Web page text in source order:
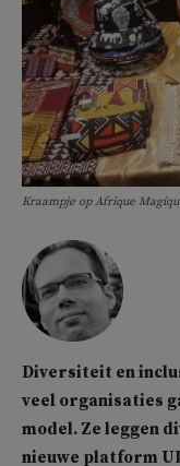
Kraampje op Afrique
Diversiteit en
veel organisaties
model. Ze leggen
nieuwe platform